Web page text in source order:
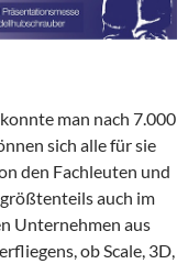
man nach 7.000
sich alle für sie
den Fachleuten und
auch im
Unternehmen aus
ob Scale, 3D,